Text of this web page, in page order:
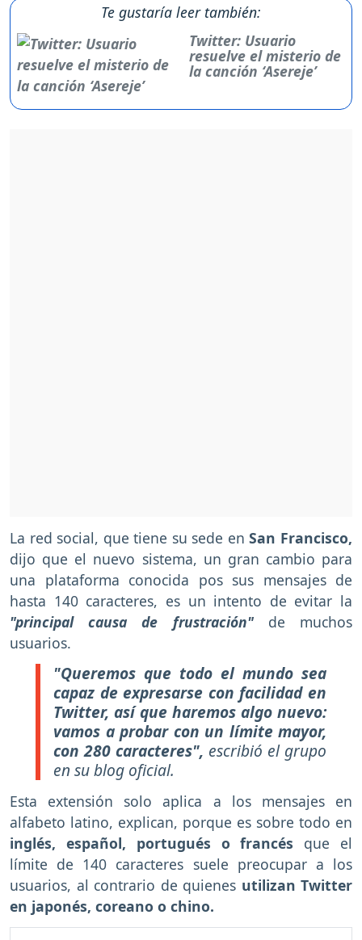
Te gustaría leer también:
Twitter: Usuario
resuelve el misterio de
la canción ‘Asereje’
La red social, que tiene su sede enSan Francisco,
dijo que el nuevo sistema, un gran cambio para
una plataforma conocida pos sus mensajes de
hasta 140 caracteres, es un intento de evitar la
"principal causa de frustración"de muchos
usuarios.
"Queremos que todo el mundo sea
capaz de expresarse con facilidad en
Twitter, así que haremos algo nuevo:
vamos a probar con un límite mayor,
con 280 caracteres", escribió el grupo
en su blog oficial.
Esta extensión solo aplica a los mensajes en
alfabeto latino, explican, porque es sobre todo en
inglés, español, portugués o francés que el
límite de 140 caracteres suele preocupar a los
usuarios, al contrario de quienes utilizan Twitter
en japonés, coreano o chino.